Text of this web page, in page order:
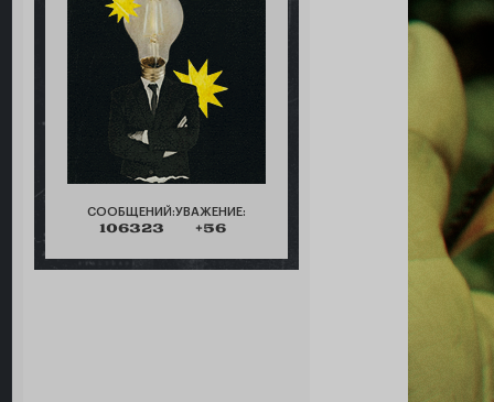
СООБЩЕНИЙ:
106323
УВАЖЕНИЕ:
+56